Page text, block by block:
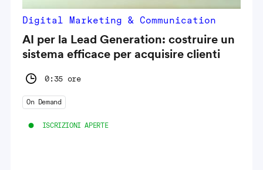
Digital Marketing & Communication
AI per la Lead Generation: costruire un
sistema efficace per acquisire clienti
0:35 ore
On Demand
ISCRIZIONI APERTE